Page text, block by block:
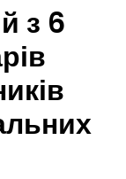
з 6